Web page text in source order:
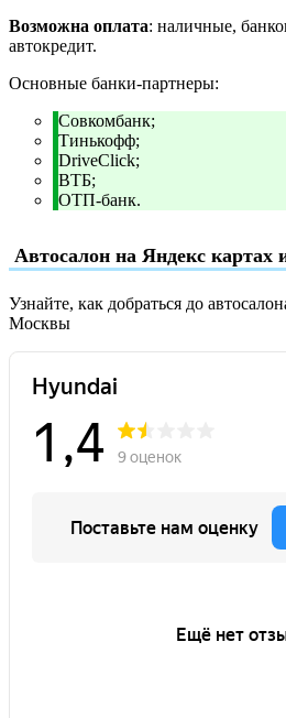
Возможна оплата: наличные,
автокредит.
Основные банки-партнеры:
Совкомбанк;
Тинькофф;
DriveClick;
ВТБ;
ОТП-банк.
Автосалон на Яндекс картах
Узнайте, как добраться до
Москвы